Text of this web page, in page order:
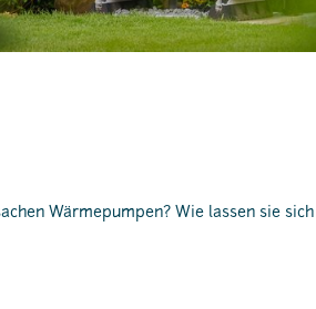
Wärmepumpen? Wie lassen sie